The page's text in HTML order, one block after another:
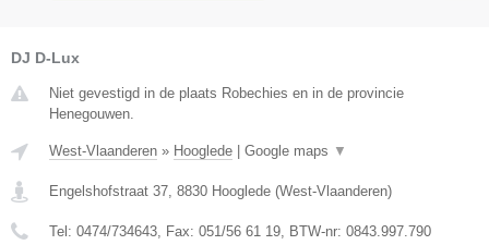
DJ D-Lux
Niet gevestigd in de plaats Robechies en in de provincie
Henegouwen.
West-Vlaanderen » Hooglede | Google maps ▼
Engelshofstraat 37 8830 Hooglede (West-Vlaanderen)
Tel: 0474/734643 , Fax: 051/56 61 19 , BTW-nr: 0843.997.790